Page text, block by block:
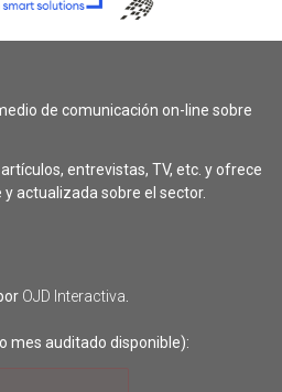
de comunicación on-line sobre
entrevistas, TV, etc. y ofrece
actualizada sobre el sector.
OJD Interactiva
mes auditado disponible):